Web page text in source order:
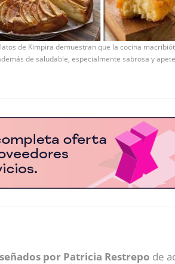
de Kimpira demuestran que la cocina
de saludable, especialmente sabrosa y
por Patricia Restrepo de